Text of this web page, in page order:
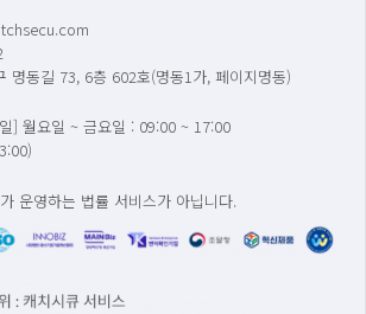
명동길 73, 6층 602호(명동1가, 페이지명동)
] 월요일 ~ 금요일 : 09:00 ~ 17:00
운영하는 법률 서비스가 아닙니다.